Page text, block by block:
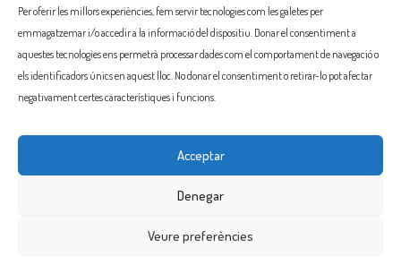
Per oferir les millors experiències, fem servir tecnologies com les galetes per
emmagatzemar i/o accedir a la informació del dispositiu. Donar el consentiment a
aquestes tecnologies ens permetrà processar dades com el comportament de navegació o
els identificadors únics en aquest lloc. No donar el consentiment o retirar-lo pot afectar
negativament certes característiques i funcions.
Acceptar
Denegar
Veure preferències
COMENTARIS RECENTS